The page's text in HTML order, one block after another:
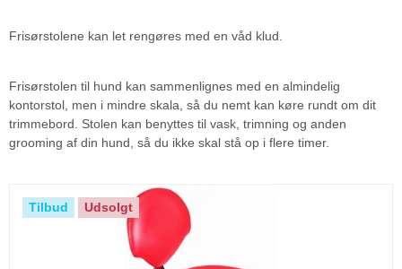
Frisørstolene kan let rengøres med en våd klud.
Frisørstolen til hund kan sammenlignes med en almindelig
kontorstol, men i mindre skala, så du nemt kan køre rundt om dit
trimmebord. Stolen kan benyttes til vask, trimning og anden
grooming af din hund, så du ikke skal stå op i flere timer.
Tilbud Udsolgt